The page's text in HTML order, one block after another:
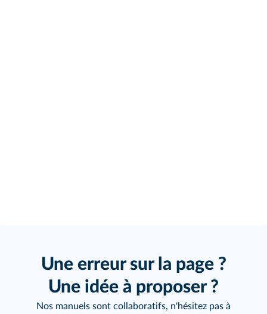
Une erreur sur la page ?
Une idée à proposer ?
Nos manuels sont collaboratifs, n'hésitez pas à